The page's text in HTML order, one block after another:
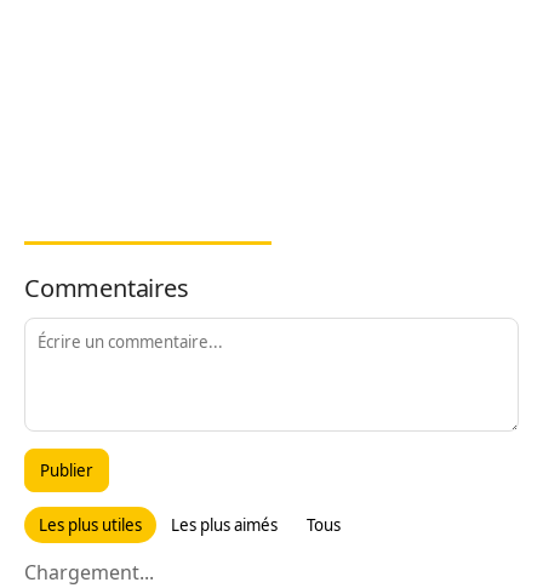
Commentaires
Publier
Les plus utiles Les plus aimés Tous
Chargement...